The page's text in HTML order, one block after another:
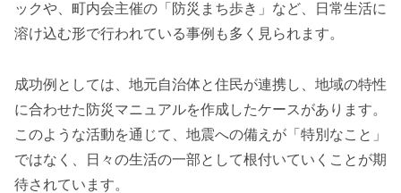
ックや、町内会主催の「防災まち歩き」など、日常生活に
溶け込む形で行われている事例も多く見られます。
成功例としては、地元自治体と住民が連携し、地域の特性
に合わせた防災マニュアルを作成したケースがあります。
このような活動を通じて、地震への備えが「特別なこと」
ではなく、日々の生活の一部として根付いていくことが期
待されています。